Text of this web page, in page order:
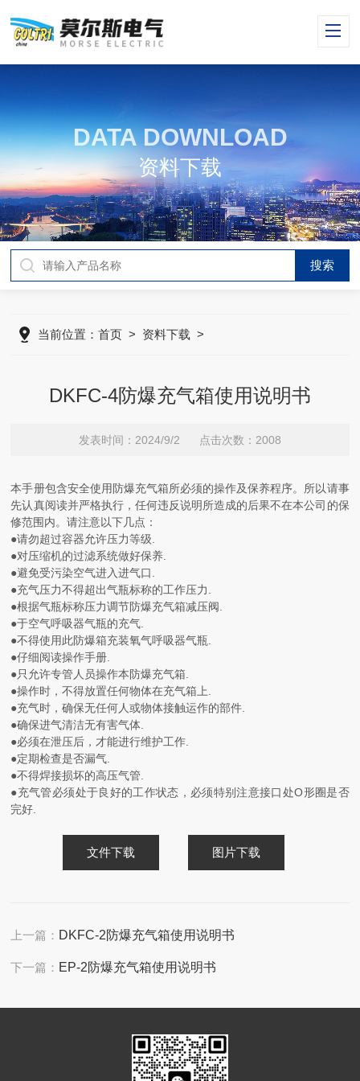
DATA DOWNLOAD
资料下载
当前位置：首页 > 资料下载 >
DKFC-4防爆充气箱使用说明书
发表时间：2024/9/2 点击次数：2008
本手册包含安全使用防爆充气箱所必须的操作及保养程序。所以请事
先认真阅读并严格执行，任何违反说明所造成的后果不在本公司的保
修范围内。请注意以下几点：
●请勿超过容器允许压力等级.
●对压缩机的过滤系统做好保养.
●避免受污染空气进入进气口.
●充气压力不得超出气瓶标称的工作压力.
●根据气瓶标称压力调节防爆充气箱减压阀.
●于空气呼吸器气瓶的充气.
●不得使用此防爆箱充装氧气呼吸器气瓶.
●仔细阅读操作手册.
●只允许专管人员操作本防爆充气箱.
●操作时，不得放置任何物体在充气箱上.
●充气时，确保无任何人或物体接触运作的部件.
●确保进气清洁无有害气体.
●必须在泄压后，才能进行维护工作.
●定期检查是否漏气.
●不得焊接损坏的高压气管.
●充气管必须处于良好的工作状态，必须特别注意接口处O形圈是否
完好.
文件下载 图片下载
上一篇： DKFC-2防爆充气箱使用说明书
下一篇： EP-2防爆充气箱使用说明书